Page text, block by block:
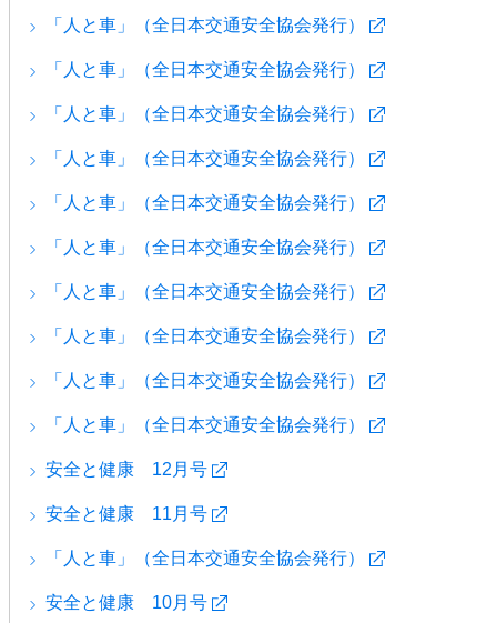
「人と車」（全日本交通安全協会発行）
「人と車」（全日本交通安全協会発行）
「人と車」（全日本交通安全協会発行）
「人と車」（全日本交通安全協会発行）
「人と車」（全日本交通安全協会発行）
「人と車」（全日本交通安全協会発行）
「人と車」（全日本交通安全協会発行）
「人と車」（全日本交通安全協会発行）
「人と車」（全日本交通安全協会発行）
「人と車」（全日本交通安全協会発行）
安全と健康 12月号
安全と健康 11月号
「人と車」（全日本交通安全協会発行）
安全と健康 10月号